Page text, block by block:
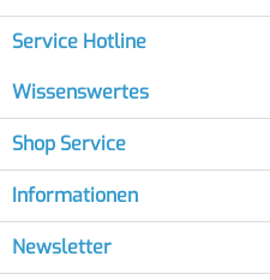
Service Hotline
Wissenswertes
Shop Service
Informationen
Newsletter